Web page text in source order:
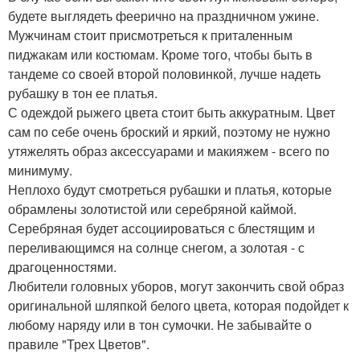
будете выглядеть феерично на праздничном ужине.
Мужчинам стоит присмотреться к приталенным
пиджакам или костюмам. Кроме того, чтобы быть в
тандеме со своей второй половинкой, лучше надеть
рубашку в тон ее платья.
С одеждой рыжего цвета стоит быть аккуратным. Цвет
сам по себе очень броский и яркий, поэтому не нужно
утяжелять образ аксессуарами и макияжем - всего по
минимуму.
Неплохо будут смотреться рубашки и платья, которые
обрамлены золотистой или серебряной каймой.
Серебряная будет ассоциироваться с блестящим и
переливающимся на солнце снегом, а золотая - с
драгоценностями.
Любители головных уборов, могут закончить свой образ
оригинальной шляпкой белого цвета, которая подойдет к
любому наряду или в тон сумочки. Не забывайте о
правиле "Трех Цветов".